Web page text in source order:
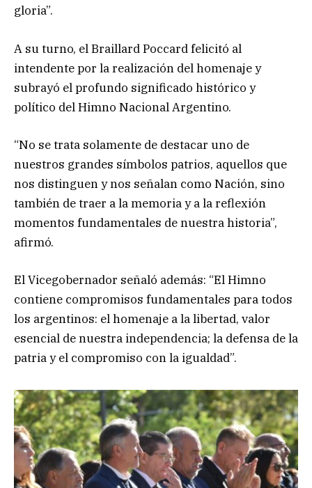
gloria”.
A su turno, el Braillard Poccard felicitó al
intendente por la realización del homenaje y
subrayó el profundo significado histórico y
político del Himno Nacional Argentino.
“No se trata solamente de destacar uno de
nuestros grandes símbolos patrios, aquellos que
nos distinguen y nos señalan como Nación, sino
también de traer a la memoria y a la reflexión
momentos fundamentales de nuestra historia”,
afirmó.
El Vicegobernador señaló además: “El Himno
contiene compromisos fundamentales para todos
los argentinos: el homenaje a la libertad, valor
esencial de nuestra independencia; la defensa de la
patria y el compromiso con la igualdad”.